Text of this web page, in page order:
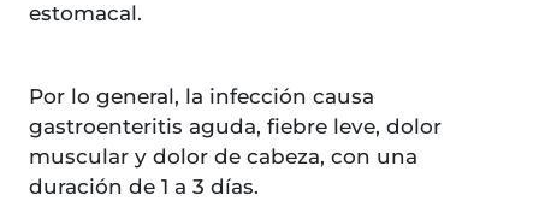
estomacal.
Por lo general, la infección causa
gastroenteritis aguda, fiebre leve, dolor
muscular y dolor de cabeza, con una
duración de 1 a 3 días.